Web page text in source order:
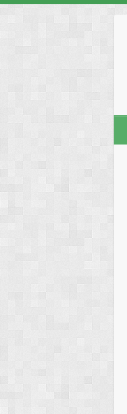
content